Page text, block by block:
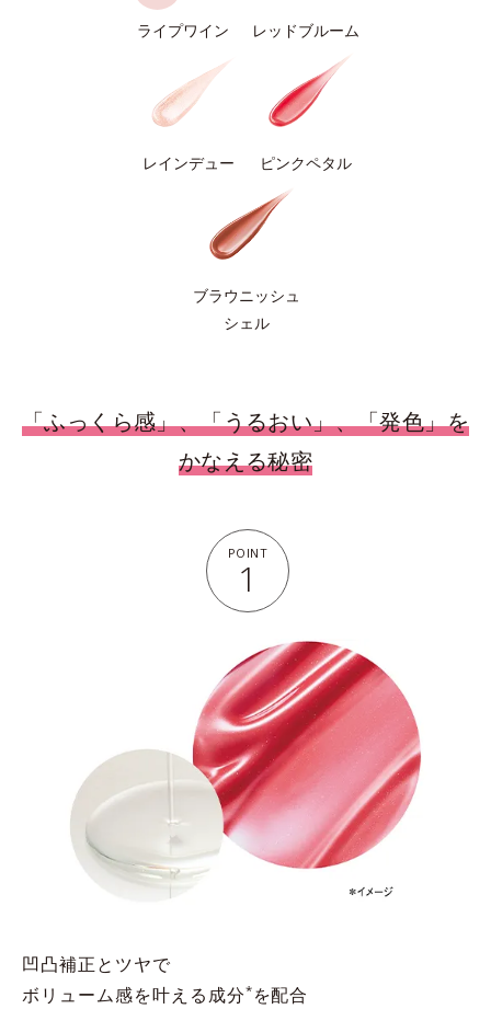
ライプワイン レッドブルーム
レインデュー ピンクペタル
ブラウニッシュ
シェル
「ふっくら感」、「うるおい」、「発色」を
かなえる秘密
POINT
1
凹凸補正とツヤで
ボリューム感を叶える成分* を配合